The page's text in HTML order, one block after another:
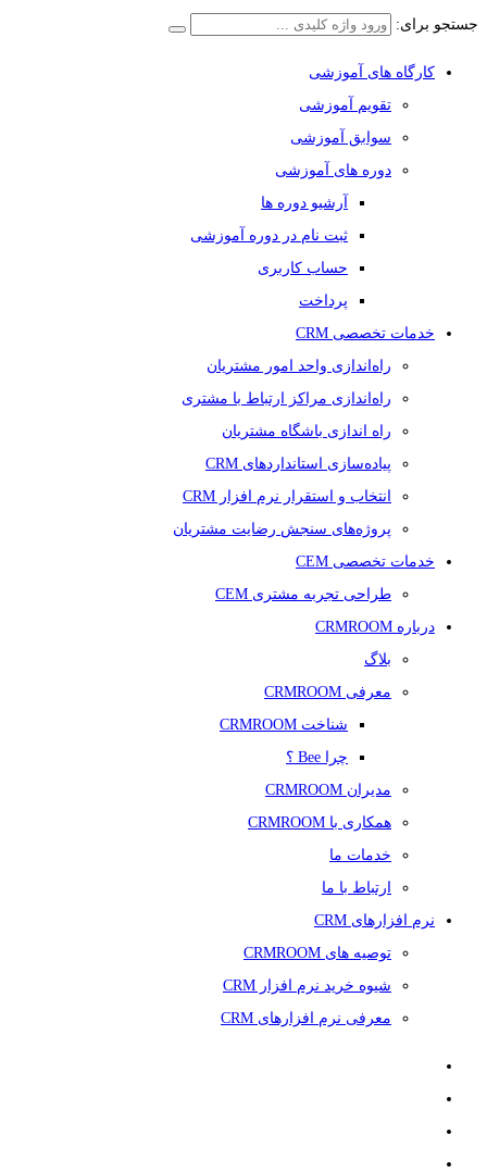
جستجو برای:
کارگاه های آموزشی
تقویم آموزشی
سوابق آموزشی
دوره های آموزشی
آرشیو دوره ها
ثبت نام در دوره آموزشی
حساب کاربری
پرداخت
خدمات تخصصی CRM
راه‌اندازی واحد امور مشتریان
راه‌اندازی مراکز ارتباط با مشتری
راه اندازی باشگاه مشتریان
پیاده‌سازی استانداردهای CRM
انتخاب و استقرار نرم افزار CRM
پروژه‌های سنجش رضایت مشتریان
خدمات تخصصی CEM
طراحی تجربه مشتری CEM
درباره CRMROOM
بلاگ
معرفی CRMROOM
شناخت CRMROOM
چرا Bee ؟
مدیران CRMROOM
همکاری با CRMROOM
خدمات ما
ارتباط با ما
نرم افزارهای CRM
توصیه های CRMROOM
شیوه خرید نرم افزار CRM
معرفی نرم افزارهای CRM